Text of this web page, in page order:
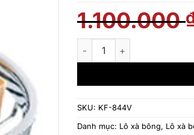
1.100.000
Kệ xà phòng INAX KF-844V
SKU: KF-844V
Danh mục: Lô xà bông, Lô xà